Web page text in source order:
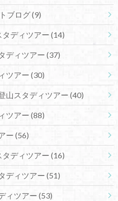
ブログ(9)
ディツアー (14)
ディツアー (37)
ツアー (30)
山スタディツアー (40)
ツアー (88)
ー (56)
ディツアー (16)
ディツアー (51)
ィツアー (53)